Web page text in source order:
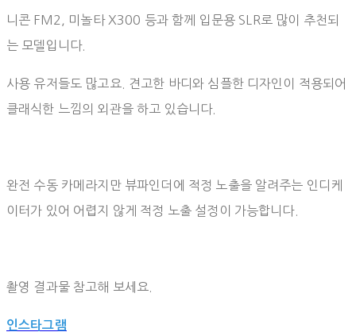
니콘 FM2, 미놀타 X300 등과 함께 입문용 SLR로 많이 추천되
는 모델입니다.
사용 유저들도 많고요. 견고한 바디와 심플한 디자인이 적용되어
클래식한 느낌의 외관을 하고 있습니다.
완전 수동 카메라지만 뷰파인더에 적정 노출을 알려주는 인디케
이터가 있어 어렵지 않게 적정 노출 설정이 가능합니다.
촬영 결과물 참고해 보세요.
인스타그램